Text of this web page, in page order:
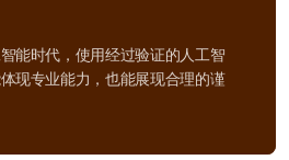
能时代，使用经过验证的人工智
现专业能力，也能展现合理的谨